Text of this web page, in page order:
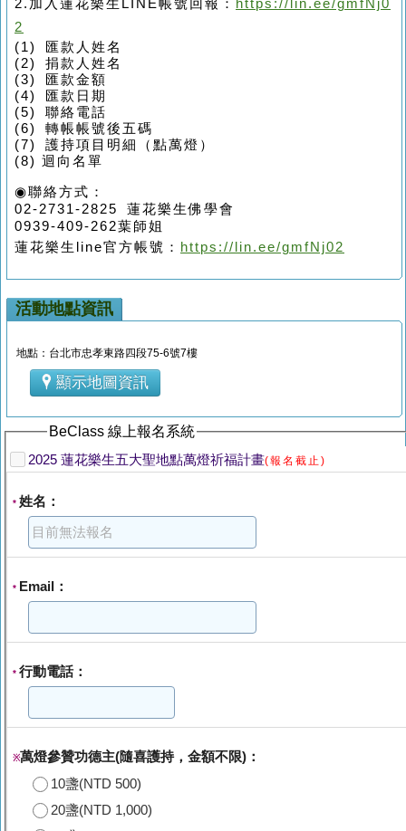
2.加入蓮花樂生LINE帳號回報：
https://lin.ee/gmfNj0
2
(1) 匯款人姓名
(2) 捐款人姓名
(3) 匯款金額
(4) 匯款日期
(5) 聯絡電話
(6) 轉帳帳號後五碼
(7) 護持項目明細（點萬燈）
(8) 迴向名單
◉聯絡方式：
02-2731-2825 蓮花樂生佛學會
0939-409-262葉師姐
蓮花樂生 line官方帳號： https://lin.ee/gmfNj02
活動地點資訊
地點：台北市忠孝東路四段75-6號7樓
顯示地圖資訊
BeClass 線上報名系統
2025 蓮花樂生五大聖地點萬燈祈福計畫(報名截止)
* 姓名：
* Email：
* 行動電話：
※萬燈參贊功德主(隨喜護持，金額不限)：
10盞(NTD 500)
20盞(NTD 1,000)